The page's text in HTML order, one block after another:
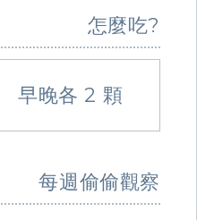
怎麼吃?
早晚各 2 顆
每週偷偷觀察